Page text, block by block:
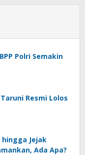
Polri Semakin
Resmi Lolos
hingga Jejak
Ada Apa?